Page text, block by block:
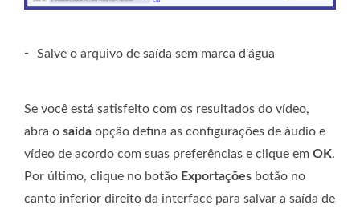
- Salve o arquivo de saída sem marca d'água
Se você está satisfeito com os resultados do vídeo,
abra o saída opção defina as configurações de áudio e
vídeo de acordo com suas preferências e clique em OK.
Por último, clique no botão Exportações botão no
canto inferior direito da interface para salvar a saída de